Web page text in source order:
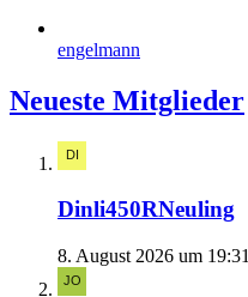
engelmann
Neueste Mitglieder
Dinli450RNeuling
8. August 2026 um 19:31